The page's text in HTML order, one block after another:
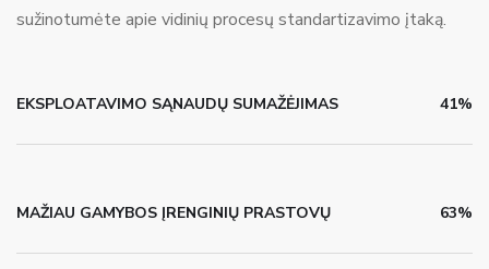
sužinotumėte apie vidinių procesų standartizavimo įtaką.
EKSPLOATAVIMO SĄNAUDŲ SUMAŽĖJIMAS 41%
MAŽIAU GAMYBOS ĮRENGINIŲ PRASTOVŲ 63%